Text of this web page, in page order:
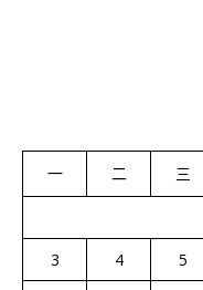
一 二 三
3
4 5